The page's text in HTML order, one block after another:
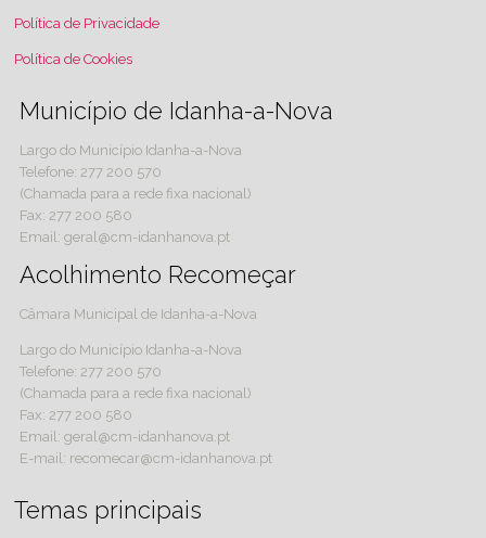
Política de Privacidade
Política de Cookies
Município de Idanha-a-Nova
Largo do Município Idanha-a-Nova
Telefone: 277 200 570
(Chamada para a rede fixa nacional)
Fax: 277 200 580
Email: geral@cm-idanhanova.pt
Acolhimento Recomeçar
Câmara Municipal de Idanha-a-Nova
Largo do Município Idanha-a-Nova
Telefone: 277 200 570
(Chamada para a rede fixa nacional)
Fax: 277 200 580
Email: geral@cm-idanhanova.pt
E-mail: recomecar@cm-idanhanova.pt
Temas principais